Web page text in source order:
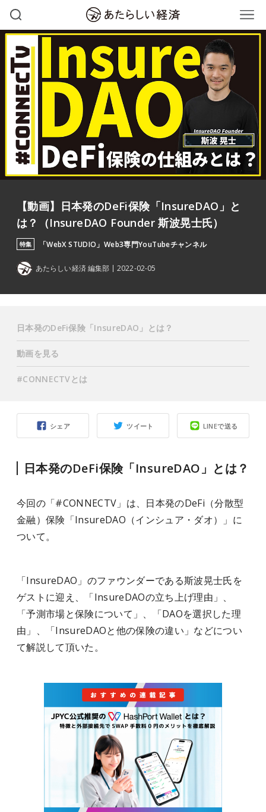
【動画】日本発のDeFi保険「InsureDAO」と
は？（InsureDAO Founder 斯波晃士氏）
特集 「WebX STUDIO」Web3専門YouTubeチャンネル
あたらしい経済 編集部 2022-02-05
シェア ツイート LINEで送る
日本発のDeFi保険「InsureDAO」とは？
今回の「#CONNECTV」は、日本発のDeFi（分散型
金融）保険「InsureDAO（インシュア・ダオ）」に
ついて。
「InsureDAO」のファウンダーである斯波晃士氏を
ゲストに迎え、「InsureDAOの立ち上げ理由」、
「予測市場と保険について」、「DAOを選択した理
由」、「InsureDAOと他の保険の違い」などについ
て解説して頂いた。
日本発のDeFi保険「InsureDAO」とは？
動画を見る
#CONNECTVとは